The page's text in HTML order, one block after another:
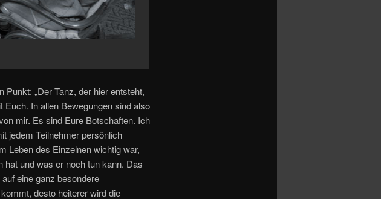
„Der Tanz, der hier entsteht,
In allen Bewegungen sind also
mir. Es sind Eure Botschaften. Ich
jedem Teilnehmer persönlich
Leben des Einzelnen wichtig war,
hat und was er noch tun kann. Das
eine ganz besondere
desto heiterer wird die